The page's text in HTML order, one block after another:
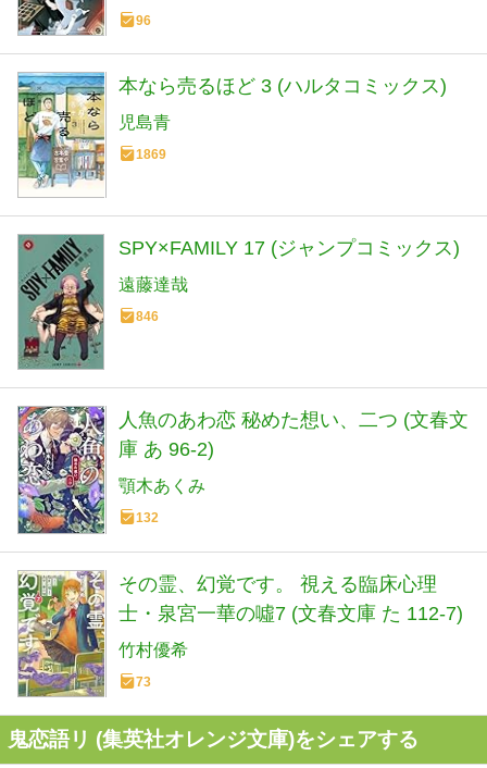
96
本なら売るほど 3 (ハルタコミックス)
児島青
1869
SPY×FAMILY 17 (ジャンプコミックス)
遠藤達哉
846
人魚のあわ恋 秘めた想い、二つ (文春文
庫 あ 96-2)
顎木あくみ
132
その霊、幻覚です。 視える臨床心理
士・泉宮一華の噓7 (文春文庫 た 112-7)
竹村優希
73
鬼恋語リ (集英社オレンジ文庫)をシェアする